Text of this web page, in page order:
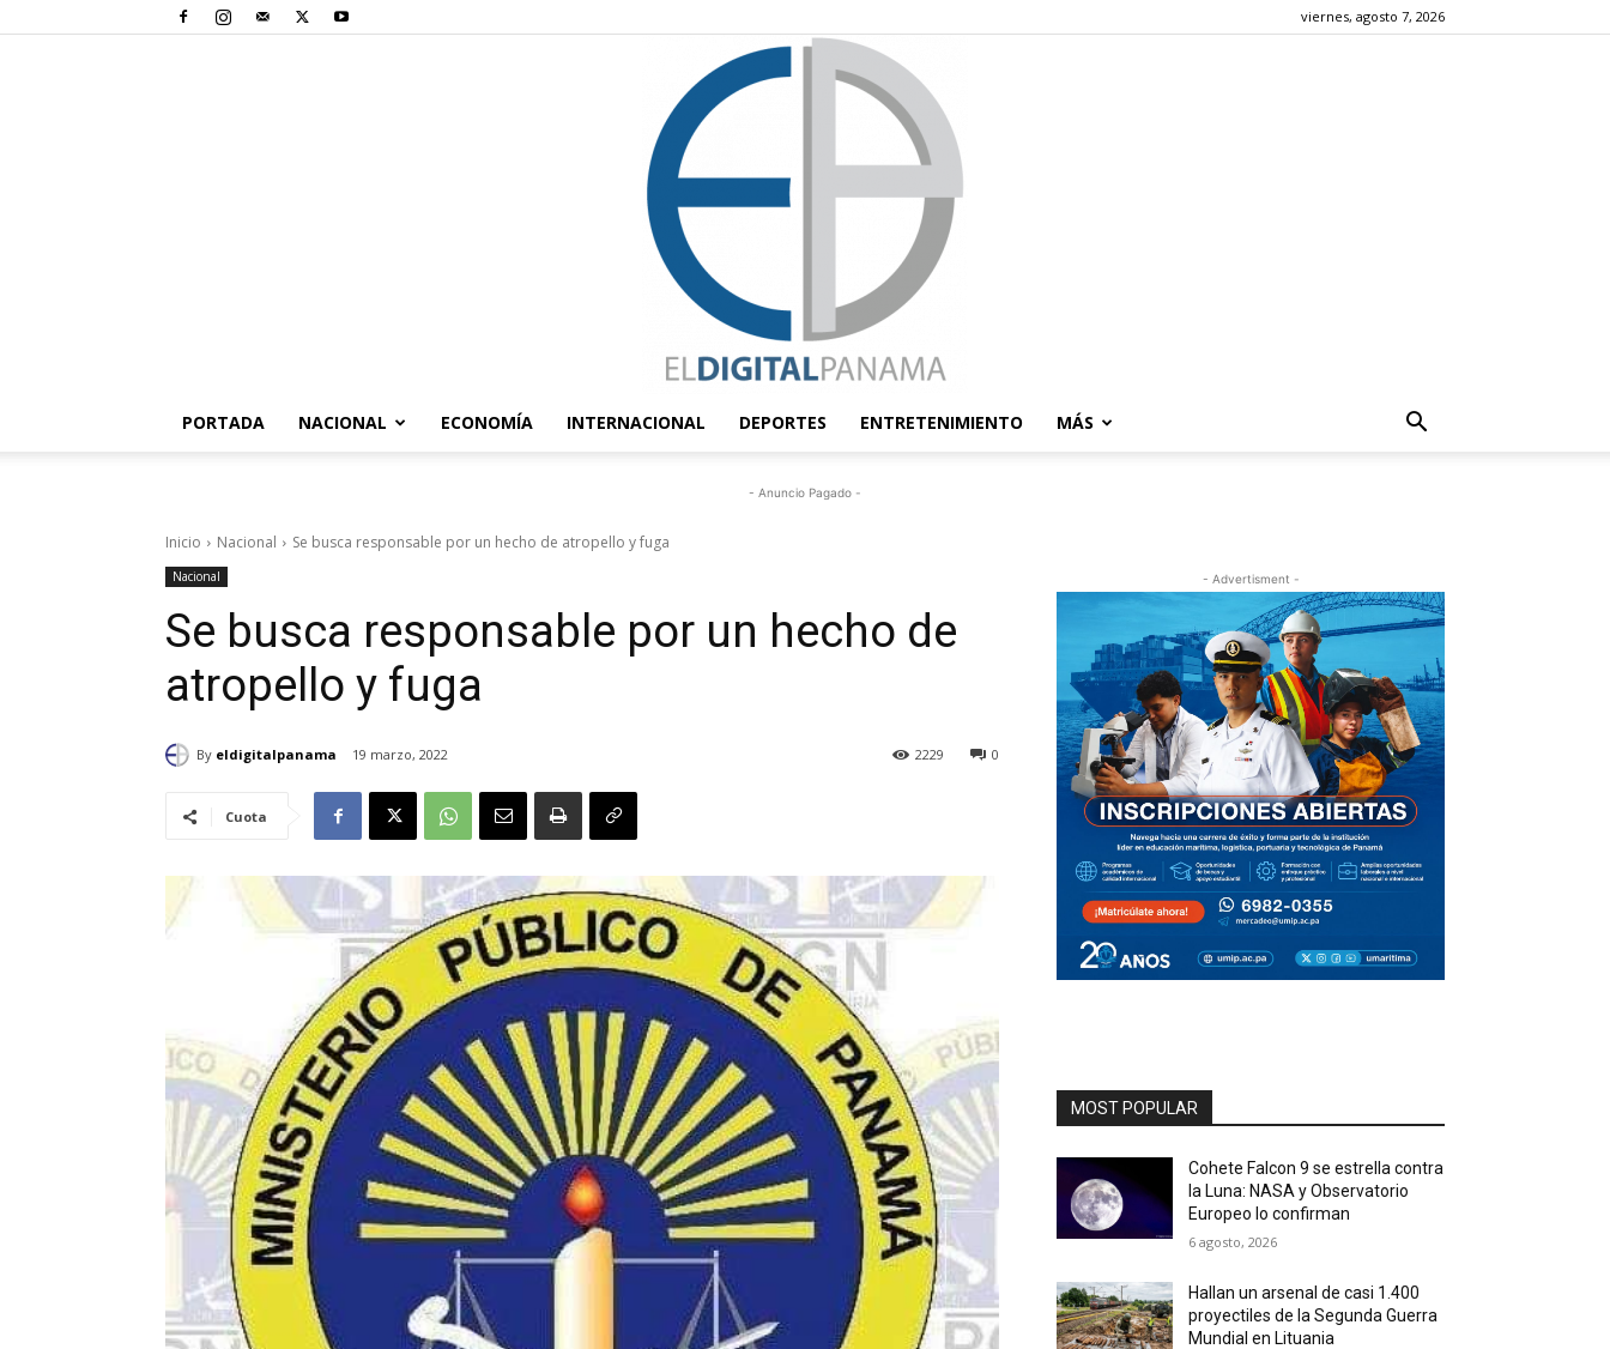
viernes, agosto 7, 2026
Digital
PORTADA NACIONAL ECONOMÍA INTERNACIONAL DEPORTES ENTRETENIMIENTO MÁS
- Anuncio Pagado -
Inicio Nacional Se busca responsable por un hecho de atropello y fuga
Nacional
Se busca responsable por un hecho de
atropello y fuga
By eldigitalpanama 19 marzo, 2022 0
2229
Cuota
- Advertisment -
MOST POPULAR
Cohete Falcon 9 se estrella contra
la Luna: NASA y Observatorio
Europeo lo confirman
6 agosto, 2026
Hallan un arsenal de casi 1.400
proyectiles de la Segunda Guerra
Mundial en Lituania